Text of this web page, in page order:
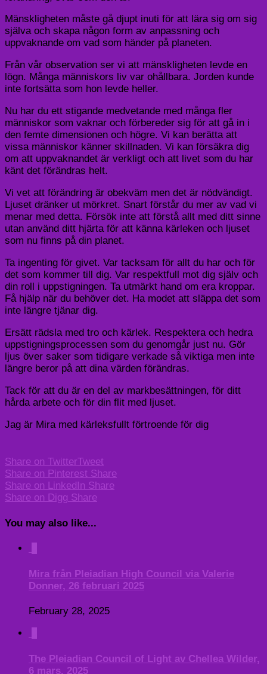
Mänskligheten måste gå djupt inuti för att lära sig om sig
själva och skapa någon form av anpassning och
uppvaknande om vad som händer på planeten.
Från vår observation ser vi att mänskligheten levde en
lögn. Många människors liv var ohållbara. Jorden kunde
inte fortsätta som hon levde heller.
Nu har du ett stigande medvetande med många fler
människor som vaknar och förbereder sig för att gå in i
den femte dimensionen och högre. Vi kan berätta att
vissa människor känner skillnaden. Vi kan försäkra dig
om att uppvaknandet är verkligt och att livet som du har
känt det förändras helt.
Vi vet att förändring är obekväm men det är nödvändigt.
Ljuset dränker ut mörkret. Snart förstår du mer av vad vi
menar med detta. Försök inte att förstå allt med ditt sinne
utan använd ditt hjärta för att känna kärleken och ljuset
som nu finns på din planet.
Ta ingenting för givet. Var tacksam för allt du har och för
det som kommer till dig. Var respektfull mot dig själv och
din roll i uppstigningen. Ta utmärkt hand om era kroppar.
Få hjälp när du behöver det. Ha modet att släppa det som
inte längre tjänar dig.
Ersätt rädsla med tro och kärlek. Respektera och hedra
uppstigningsprocessen som du genomgår just nu. Gör
ljus över saker som tidigare verkade så viktiga men inte
längre beror på att dina värden förändras.
Tack för att du är en del av markbesättningen, för ditt
hårda arbete och för din flit med ljuset.
Jag är Mira med kärleksfullt förtroende för dig
Share on TwitterTweet
Share on Pinterest Share
Share on LinkedIn Share
Share on Digg Share
You may also like...
Mira från Pleiadian High Council via Valerie
Donner, 26 februari 2025
February 28, 2025
The Pleiadian Council of Light av Chellea Wilder,
6 mars, 2025